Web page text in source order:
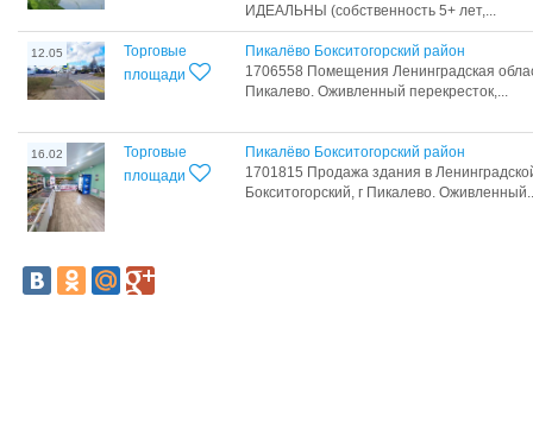
ИДЕАЛЬНЫ (собственность 5+ лет,...
12.05
Торговые
площади
Пикалёво Бокситогорский район
1706558 Помещения Ленинградская
Пикалево. Оживленный перекресток,...
16.02
Торговые
площади
Пикалёво Бокситогорский район
1701815 Продажа здания в
Бокситогорский, г Пикалево.